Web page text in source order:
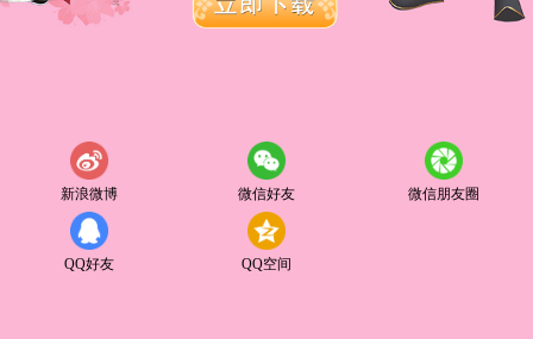
新浪微博 微信好友 微信朋友圈
QQ好友 QQ空间